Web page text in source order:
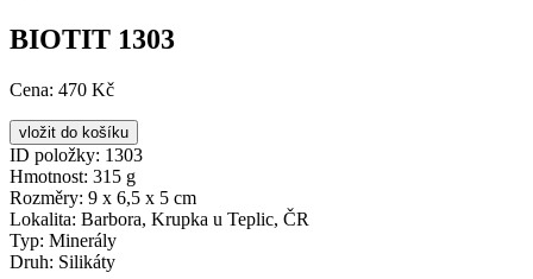
BIOTIT 1303
Cena: 470 Kč
ID položky: 1303
Hmotnost: 315 g
Rozměry: 9 x 6,5 x 5 cm
Lokalita: Barbora, Krupka u Teplic, ČR
Typ: Minerály
Druh: Silikáty